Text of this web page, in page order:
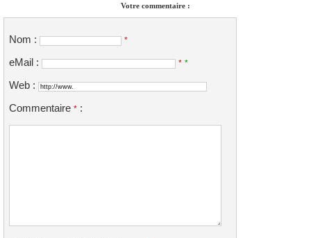
Votre commentaire :
Nom : *
eMail : * *
Web :
Commentaire * :